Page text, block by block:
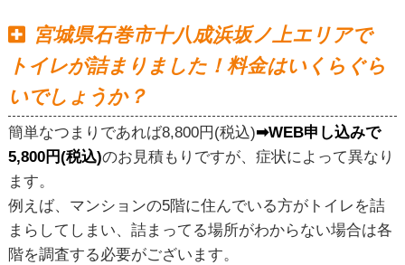
宮城県石巻市十八成浜坂ノ上エリアで
トイレが詰まりました！料金はいくらぐら
いでしょうか？
簡単なつまりであれば8,800円(税込)➡WEB申し込みで
5,800円(税込)のお見積もりですが、症状によって異なり
ます。
例えば、マンションの5階に住んでいる方がトイレを詰
まらしてしまい、詰まってる場所がわからない場合は各
階を調査する必要がございます。